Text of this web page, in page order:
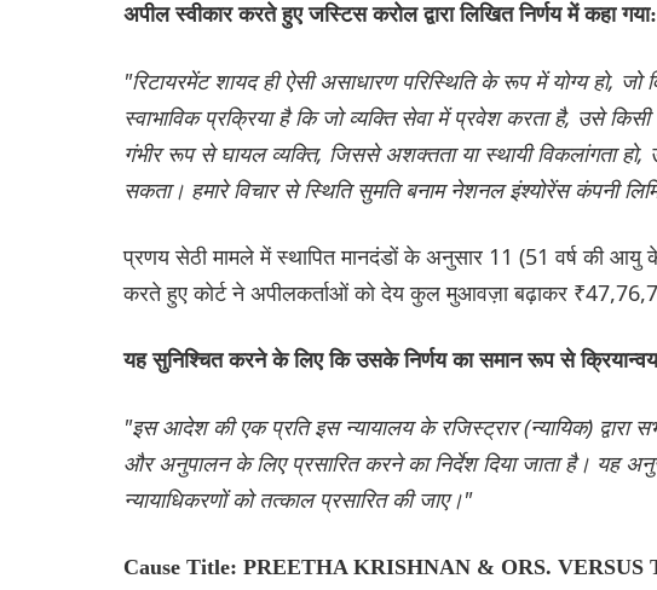
अपील स्वीकार करते हुए जस्टिस करोल द्वारा लिखित निर्णय में कहा गया:
"रिटायरमेंट शायद ही ऐसी असाधारण परिस्थिति के रूप में योग्य हो,
स्वाभाविक प्रक्रिया है कि जो व्यक्ति सेवा में प्रवेश करता है, उसे
गंभीर रूप से घायल व्यक्ति, जिससे अशक्तता या स्थायी विकलांगता हो,
सकता। हमारे विचार से स्थिति सुमति बनाम नेशनल इंश्योरेंस कंपनी
प्रणय सेठी मामले में स्थापित मानदंडों के अनुसार 11 (51 वर्ष की आयु
करते हुए कोर्ट ने अपीलकर्ताओं को देय कुल मुआवज़ा बढ़ाकर
यह सुनिश्चित करने के लिए कि उसके निर्णय का समान रूप से
"इस आदेश की एक प्रति इस न्यायालय के रजिस्ट्रार (न्यायिक) द्वारा
और अनुपालन के लिए प्रसारित करने का निर्देश दिया जाता है। यह
न्यायाधिकरणों को तत्काल प्रसारित की जाए।"
Cause Title: PREETHA KRISHNAN & ORS.